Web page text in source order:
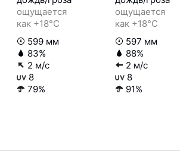
ощущается
как +18°C
599 мм
83%
2 м/с
8
79%
ощущается
как +18°C
597 мм
88%
2 м/с
8
91%